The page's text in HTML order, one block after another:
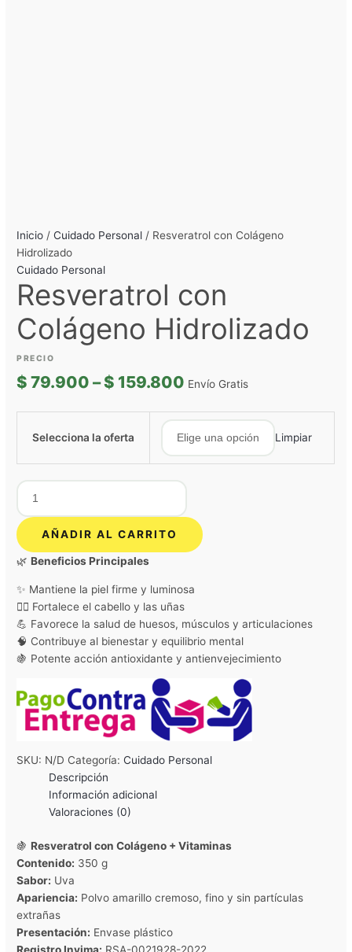
Inicio /Cuidado Personal / Resveratrol con Colágeno
Hidrolizado
Cuidado Personal
Resveratrol con
Colágeno Hidrolizado
$ 79.900 –$ 159.800 Envío Gratis
Selecciona la oferta Limpiar
AÑADIR AL CARRITO
🌿Beneficios Principales
✨ Mantiene la piel firme y luminosa
💇‍♀️ Fortalece el cabello y las uñas
💪 Favorece la salud de huesos, músculos y articulaciones
🧠 Contribuye al bienestar y equilibrio mental
🍇 Potente acción antioxidante y antienvejecimiento
SKU: N/D Categoría:Cuidado Personal
Descripción
Información adicional
Valoraciones (0)
🍇Resveratrol con Colágeno + Vitaminas
Contenido: 350 g
Sabor: Uva
Apariencia: Polvo amarillo cremoso, fino y sin partículas
extrañas
Presentación: Envase plástico